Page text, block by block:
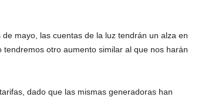
mayo, las cuentas de la luz tendrán un alza en
otro aumento similar al que nos harán
dado que las mismas generadoras han